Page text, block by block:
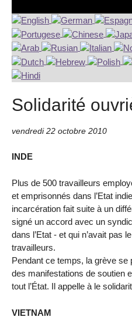
Solidarité
vendredi 22 octobre 2010
INDE
Plus de 500 travailleurs
et emprisonnés dans l’Etat
incarcération fait suite à un
signé un accord avec un
dans l’Etat - et qui n’avait pas
travailleurs.
Pendant ce temps, la grève
des manifestations de soutien
tout l’État. Il appelle à le
VIETNAM